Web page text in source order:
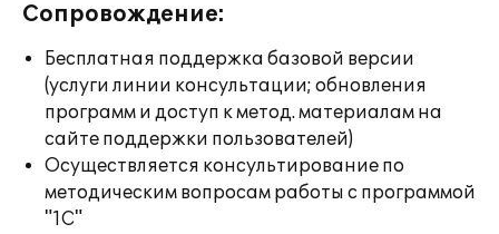
Сопровождение:
Бесплатная поддержка базовой версии
(услуги линии консультации; обновления
программ и доступ к метод. материалам на
сайте поддержки пользователей)
Осуществляется консультирование по
методическим вопросам работы с программой
"1С"